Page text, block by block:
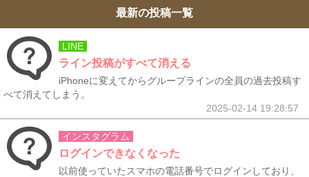
最新の投稿一覧
LINE
ライン投稿がすべて消える
iPhoneに変えてからグループラインの全員の過去投稿す
べて消えてしまう。
2025-02-14 19:28:57
インスタグラム
ログインできなくなった
以前使っていたスマホの電話番号でログインしており、